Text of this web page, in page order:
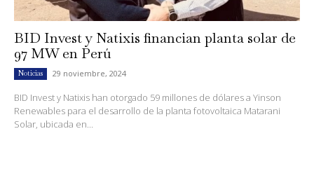
BID Invest y Natixis financian planta solar de
97 MW en Perú
Noticias 29 noviembre, 2024
BID Invest y Natixis han otorgado 59 millones de dólares a Yinson
Renewables para el desarrollo de la planta fotovoltaica Matarani
Solar, ubicada en...